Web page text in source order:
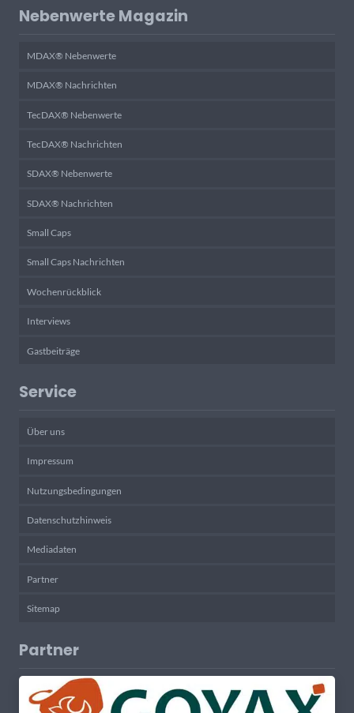
Nebenwerte Magazin
MDAX® Nebenwerte
MDAX® Nachrichten
TecDAX® Nebenwerte
TecDAX® Nachrichten
SDAX® Nebenwerte
SDAX® Nachrichten
Small Caps
Small Caps Nachrichten
Wochenrückblick
Interviews
Gastbeiträge
Service
Über uns
Impressum
Nutzungsbedingungen
Datenschutzhinweis
Mediadaten
Partner
Sitemap
Partner